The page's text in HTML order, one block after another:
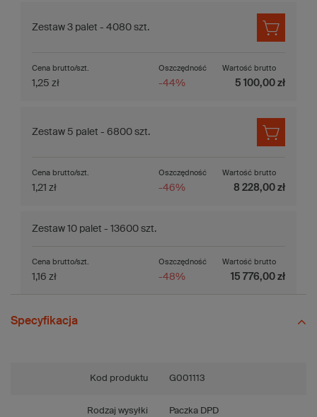
Zestaw 3 palet - 4080 szt.
Oszczędność
-44%
Cena brutto/szt.
1,25 zł
Wartość brutto
5 100,00 zł
Zestaw 5 palet - 6800 szt.
Oszczędność
-46%
Cena brutto/szt.
1,21 zł
Wartość brutto
8 228,00 zł
Zestaw 10 palet - 13600 szt.
Oszczędność
-48%
Cena brutto/szt.
1,16 zł
Wartość brutto
15 776,00 zł
Specyfikacja
Kod produktu G001113
Rodzaj wysyłki Paczka DPD